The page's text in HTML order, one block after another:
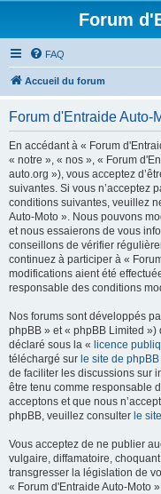
Forum
FAQ
Accueil du forum
Forum d'Entraide Auto-
En accédant à « Forum
« notre », « nos », « Forum
auto.org »), vous acceptez
suivantes. Si vous n’acceptez
conditions suivantes, veuillez
Auto-Moto ». Nous pouvons
et nous essaierons de vous
conseillons de vérifier
continuez à participer à «
modifications aient été
responsable des conditions
Nos forums sont développés
phpBB » et « phpBB Limited
déclaré sous la « licence
téléchargé sur le site de phpBB
de faciliter les discussions sur
être tenu comme responsable
acceptons et que nous
phpBB, veuillez consulter le
Vous acceptez de ne publier
vulgaire, diffamatoire,
transgresser la législation de
« Forum d'Entraide Auto-Moto